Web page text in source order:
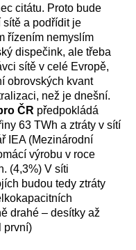
citátu. Proto bude
sítě a podřídit je
řízením nemyslím
dispečink, ale třeba
sítě v celé Evropě,
obrovských kvant
než je dnešní.
ČR předpokládá
63 TWh a ztráty v sítí
IEA (Mezinárodní
výrobu v roce
(4,3%) V síti
budou tedy ztráty
drahé – desítky až
první)